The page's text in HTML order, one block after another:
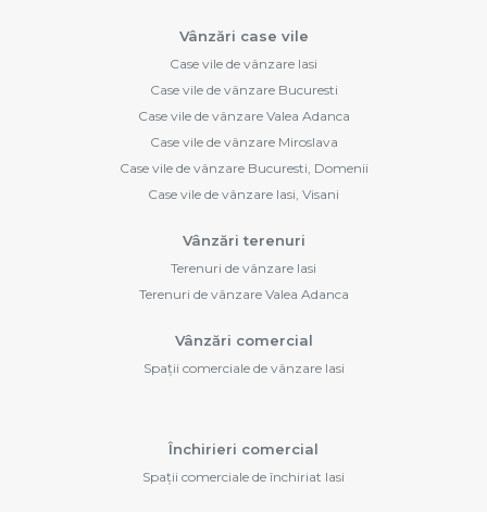
Vânzări case vile
Case vile de vânzare Iasi
Case vile de vânzare Bucuresti
Case vile de vânzare Valea Adanca
Case vile de vânzare Miroslava
Case vile de vânzare Bucuresti, Domenii
Case vile de vânzare Iasi, Visani
Vânzări terenuri
Terenuri de vânzare Iasi
Terenuri de vânzare Valea Adanca
Vânzări comercial
Spații comerciale de vânzare Iasi
Închirieri comercial
Spații comerciale de închiriat Iasi